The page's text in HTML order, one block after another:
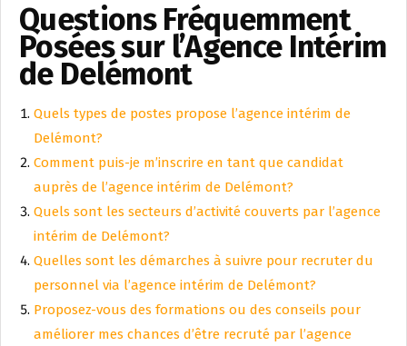
Questions Fréquemment
Posées sur l’Agence Intérim
de Delémont
Quels types de postes propose l’agence intérim de
Delémont?
Comment puis-je m’inscrire en tant que candidat
auprès de l’agence intérim de Delémont?
Quels sont les secteurs d’activité couverts par l’agence
intérim de Delémont?
Quelles sont les démarches à suivre pour recruter du
personnel via l’agence intérim de Delémont?
Proposez-vous des formations ou des conseils pour
améliorer mes chances d’être recruté par l’agence